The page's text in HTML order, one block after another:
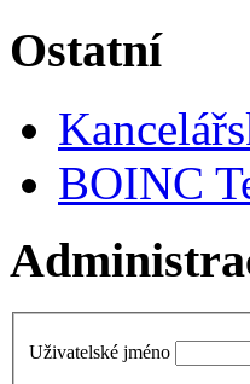
Ostatní
BOINC
Uživatelské jméno